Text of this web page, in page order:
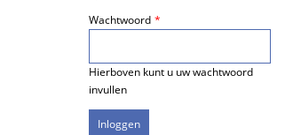
Wachtwoord
Hierboven kunt u uw wachtwoord
invullen